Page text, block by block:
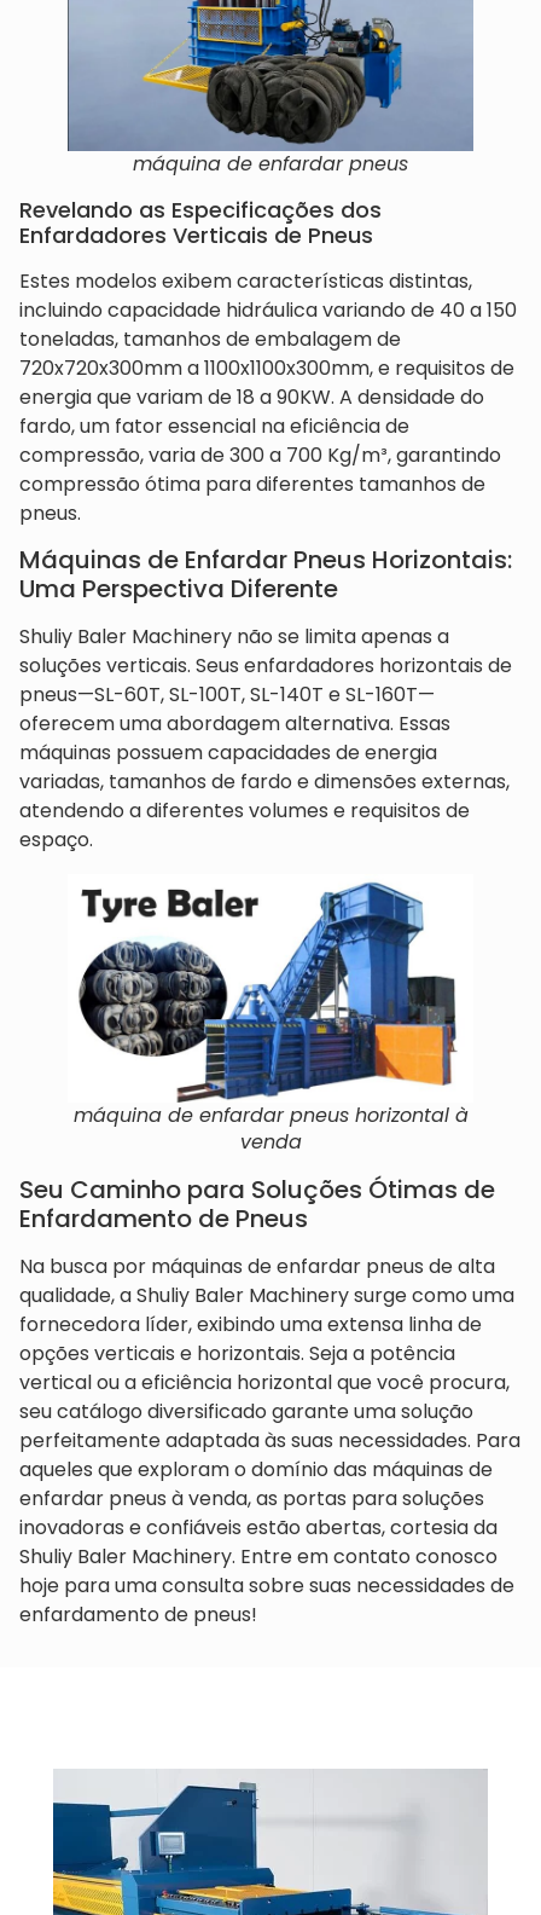
máquina de enfardar pneus
Revelando as Especificações dos
Enfardadores Verticais de Pneus
Estes modelos exibem características distintas,
incluindo capacidade hidráulica variando de 40 a 150
toneladas, tamanhos de embalagem de
720x720x300mm a 1100x1100x300mm, e requisitos de
energia que variam de 18 a 90KW. A densidade do
fardo, um fator essencial na eficiência de
compressão, varia de 300 a 700 Kg/m³, garantindo
compressão ótima para diferentes tamanhos de
pneus.
Máquinas de Enfardar Pneus Horizontais:
Uma Perspectiva Diferente
Shuliy Baler Machinery não se limita apenas a
soluções verticais. Seus enfardadores horizontais de
pneus—SL-60T, SL-100T, SL-140T e SL-160T—
oferecem uma abordagem alternativa. Essas
máquinas possuem capacidades de energia
variadas, tamanhos de fardo e dimensões externas,
atendendo a diferentes volumes e requisitos de
espaço.
máquina de enfardar pneus horizontal à
venda
Seu Caminho para Soluções Ótimas de
Enfardamento de Pneus
Na busca por máquinas de enfardar pneus de alta
qualidade, a Shuliy Baler Machinery surge como uma
fornecedora líder, exibindo uma extensa linha de
opções verticais e horizontais. Seja a potência
vertical ou a eficiência horizontal que você procura,
seu catálogo diversificado garante uma solução
perfeitamente adaptada às suas necessidades. Para
aqueles que exploram o domínio das máquinas de
enfardar pneus à venda, as portas para soluções
inovadoras e confiáveis estão abertas, cortesia da
Shuliy Baler Machinery. Entre em contato conosco
hoje para uma consulta sobre suas necessidades de
enfardamento de pneus!